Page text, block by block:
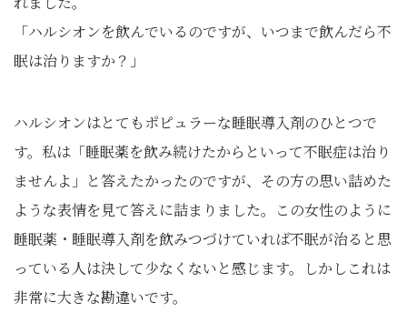
「ハルシオンを飲んでいるのですが、いつまで飲んだら不
眠は治りますか？」
ハルシオンはとてもポピュラーな睡眠導入剤のひとつで
す。私は「睡眠薬を飲み続けたからといって不眠症は治り
ませんよ」と答えたかったのですが、その方の思い詰めた
ような表情を見て答えに詰まりました。この女性のように
睡眠薬・睡眠導入剤を飲みつづけていれば不眠が治ると思
っている人は決して少なくないと感じます。しかしこれは
非常に大きな勘違いです。